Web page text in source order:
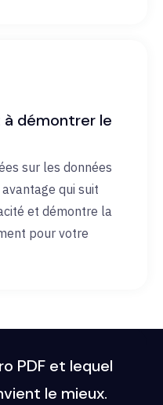
démontrer le
sur les données
qui suit
et démontre la
pour votre
PDF et lequel
le mieux.